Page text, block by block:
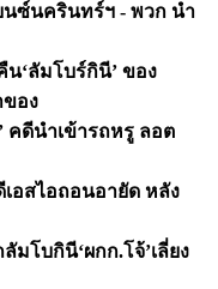
นซ์นครินทร์ฯ - พวก นำ
น‘ลัมโบร์กินี’ ของ
ของ
คดีนำเข้ารถหรู ลอต
เอสไอถอนอายัด หลัง
ลัมโบกินี‘ผกก.โจ้’เลี่ยง